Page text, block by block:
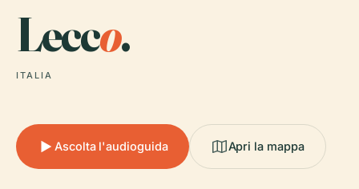
Lecco.
ITALIA
Ascolta l'audioguida Apri la mappa